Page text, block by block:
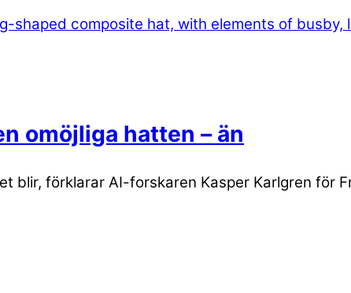
omöjliga hatten – än
blir, förklarar AI-forskaren Kasper Karlgren för